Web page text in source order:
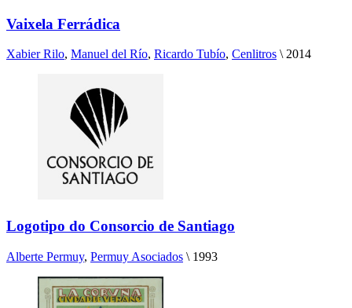
Vaixela Ferrádica
Xabier Rilo, Manuel del Río, Ricardo Tubío, Cenlitros \2014
Logotipo do Consorcio de Santiago
Alberte Permuy, Permuy Asociados \ 1993